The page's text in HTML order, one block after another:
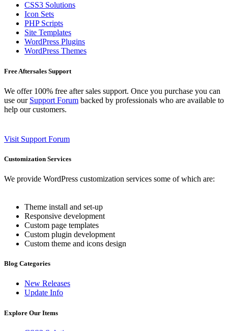
CSS3 Solutions
Icon Sets
PHP Scripts
Site Templates
WordPress Plugins
WordPress Themes
Free Aftersales Support
We offer 100% free after sales support. Once you purchase you can
use our Support Forum backed by professionals who are available to
help our customers.
Visit Support Forum
Customization Services
We provide WordPress customization services some of which are:
Theme install and set-up
Responsive development
Custom page templates
Custom plugin development
Custom theme and icons design
Blog Categories
New Releases
Update Info
Explore Our Items